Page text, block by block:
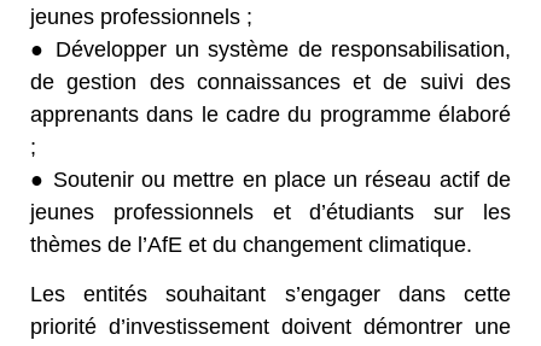
jeunes professionnels ;
● Développer un système de responsabilisation,
de gestion des connaissances et de suivi des
apprenants dans le cadre du programme élaboré
;
● Soutenir ou mettre en place un réseau actif de
jeunes professionnels et d’étudiants sur les
thèmes de l’AfE et du changement climatique.
Les entités souhaitant s’engager dans cette
priorité d’investissement doivent démontrer une